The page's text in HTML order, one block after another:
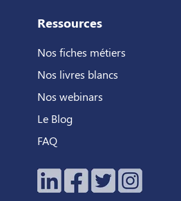
Ressources
Nos fiches métiers
Nos livres blancs
Nos webinars
Le Blog
FAQ